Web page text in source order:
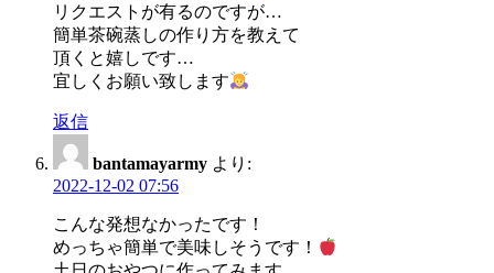
リクエストが有るのですが…
簡単茶碗蒸しの作り方を教えて
頂くと嬉しです…
宜しくお願い致します
返信
bantamayarmy より:
2022-12-02 07:56
こんな発想なかったです！
めっちゃ簡単で美味しそうです！